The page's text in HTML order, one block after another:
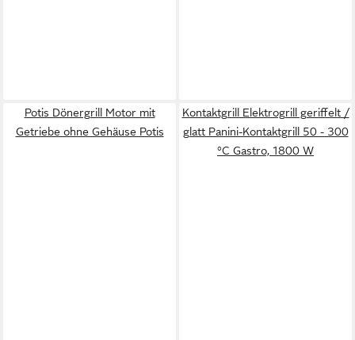
Potis Dönergrill Motor mit
Getriebe ohne Gehäuse Potis
Kontaktgrill Elektrogrill geriffelt /
glatt Panini-Kontaktgrill 50 - 300
°C Gastro, 1800 W